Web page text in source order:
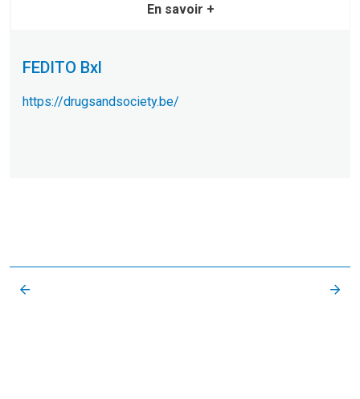
En savoir +
FEDITO Bxl
https://drugsandsociety.be/